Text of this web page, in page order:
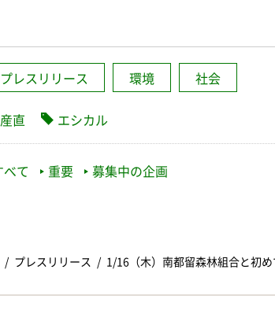
プレスリリース 環境 社会
産直 エシカル
べて 重要 募集中の企画
プレスリリース 1/16（木）南都留森林組合と初